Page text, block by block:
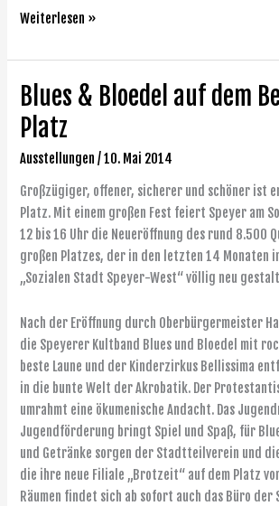
Weiterlesen »
Blues & Bloedel auf dem
Platz
Ausstellungen /10. Mai 2014
Großzügiger, offener, sicherer und schöner ist
Platz. Mit einem großen Fest feiert Speyer am
12 bis 16 Uhr die Neueröffnung des rund 8.500
großen Platzes, der in den letzten 14 Monaten
„Sozialen Stadt Speyer-West“ völlig neu
Nach der Eröffnung durch Oberbürgermeister
die Speyerer Kultband Blues und Bloedel mit
beste Laune und der Kinderzirkus Bellissima
in die bunte Welt der Akrobatik. Der
umrahmt eine ökumenische Andacht. Das
Jugendförderung bringt Spiel und Spaß, für
und Getränke sorgen der Stadtteilverein und
die ihre neue Filiale „Brotzeit“ auf dem Platz
Räumen findet sich ab sofort auch das Büro der
Blues
Bloedel
auf
Berliner
Platz